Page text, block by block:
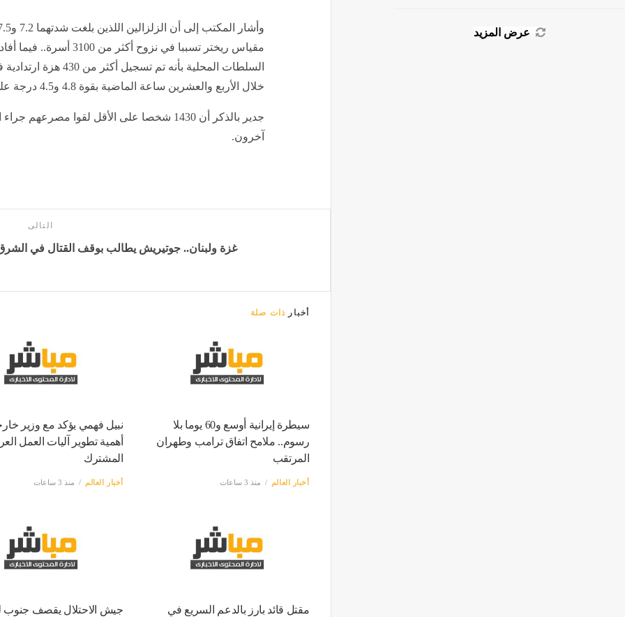
عرض المزيد
مقياس ريختر تسببا في نزوح أكثر من 3100 أسرة..
السلطات المحلية بأنه
خلال الأربع والعشرين ساعة الماضية بقوة 4.8 و4.5 درجة على مقياس ريختر.
آخرون.
التالى
غزة ولبنان.. جوتيريش يطالب بوقف القتال في الشرق
أخبار ذات صلة
سيطرة إيرانية أوسع و60 يوما بلا
رسوم.. ملامح اتفاق ترامب وطهران
المرتقب
أخبار العالم منذ 3 ساعات
نبيل فهمي يؤكد مع وزير
أهمية تطوير آليات العمل
المشترك
أخبار العالم منذ 3 ساعات
مقتل قائد بارز بالدعم السريع في
جيش الاحتلال يقصف جنوب